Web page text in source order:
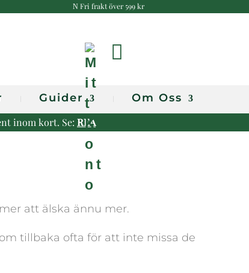
NFri frakt över 599 kr
M
t
K
o
Guider Om Oss
inom kort. Se: REA
att älska ännu mer.
tillbaka ofta för att inte missa de